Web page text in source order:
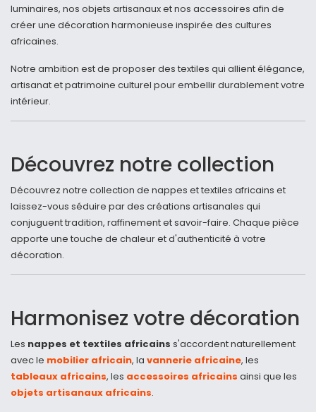
luminaires, nos objets artisanaux et nos accessoires afin de
créer une décoration harmonieuse inspirée des cultures
africaines.
Notre ambition est de proposer des textiles qui allient élégance,
artisanat et patrimoine culturel pour embellir durablement votre
intérieur.
Découvrez notre collection
Découvrez notre collection de nappes et textiles africains et
laissez-vous séduire par des créations artisanales qui
conjuguent tradition, raffinement et savoir-faire. Chaque pièce
apporte une touche de chaleur et d'authenticité à votre
décoration.
Harmonisez votre décoration
Les nappes et textiles africains s'accordent naturellement
avec le mobilier africain, la vannerie africaine, les
tableaux africains, les accessoires africains ainsi que les
objets artisanaux africains.